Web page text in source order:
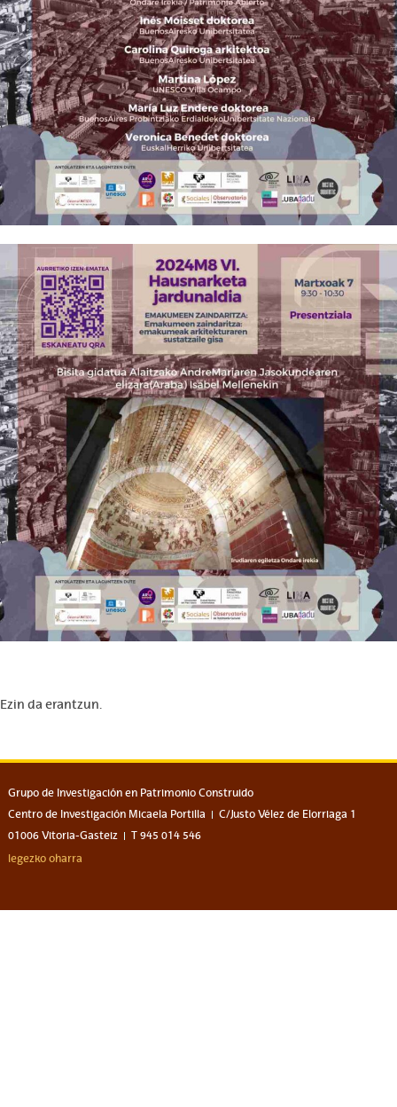
Ezin da erantzun.
Grupo de Investigación en Patrimonio Construido
Centro de Investigación Micaela Portilla
C/Justo Vélez de Elorriaga 1
01006 Vitoria-Gasteiz
T 945 014 546
legezko oharra